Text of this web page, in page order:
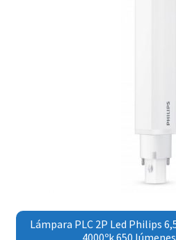
Lámpara PLC 2P Led Philips